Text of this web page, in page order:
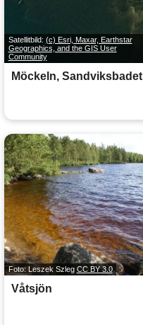
Satellitbild: (c) Esri, Maxar, Earthstar
Geographics, and the GIS User
Community
Möckeln, Sandviksbadet
Foto: Leszek Szleg CC BY 3.0
Våtsjön